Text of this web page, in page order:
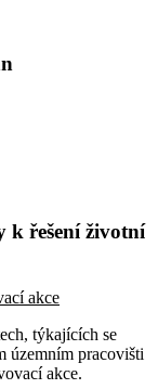
k řešení životní
akce
týkajících se
územním pracovišti
akce.